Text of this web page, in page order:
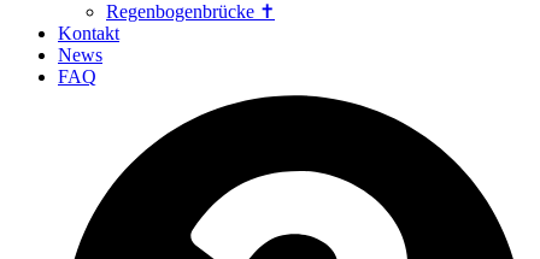
Regenbogenbrücke ✝
Kontakt
News
FAQ